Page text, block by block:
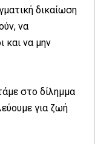
δικαίωση
να
και να μην
στο δίλημμα
για ζωή